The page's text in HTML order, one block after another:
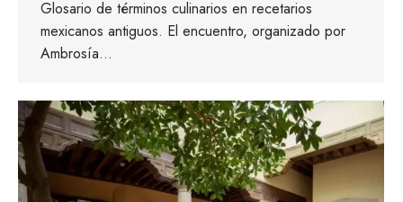
Glosario de términos culinarios en recetarios
mexicanos antiguos. El encuentro, organizado por
Ambrosía…